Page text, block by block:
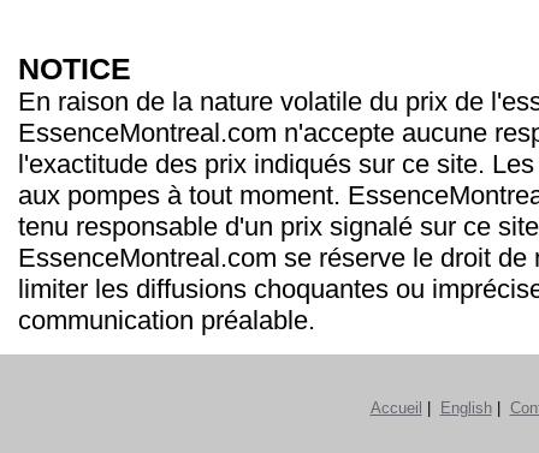
NOTICE
En raison de la nature volatile du prix de
EssenceMontreal.com n'accepte aucune
l'exactitude des prix indiqués sur ce site.
aux pompes à tout moment.
tenu responsable d'un prix signalé sur ce
EssenceMontreal.com se réserve le droit de
limiter les diffusions choquantes ou
communication préalable.
Accueil English|